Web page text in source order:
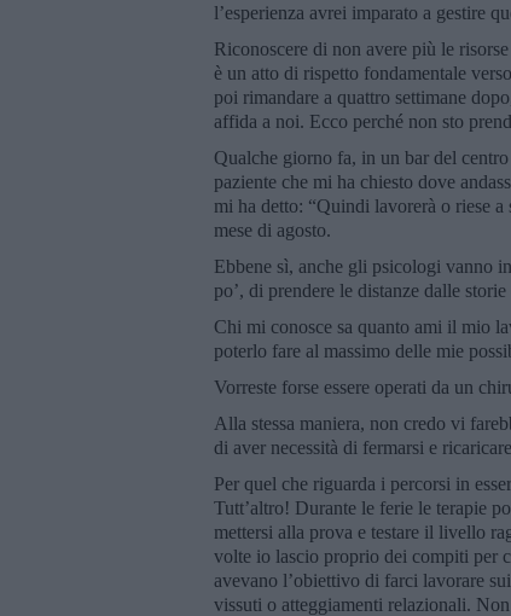
l’esperienza avrei imparato a gestire
Riconoscere di non avere più le
è un atto di rispetto fondamentale
poi rimandare a quattro settimane
affida a noi. Ecco perché non sto
Qualche giorno fa, in un bar del
paziente che mi ha chiesto dove
mi ha detto: “Quindi lavorerà o riese a
mese di agosto.
Ebbene sì, anche gli psicologi vanno
po’, di prendere le distanze dalle
Chi mi conosce sa quanto ami il mio
poterlo fare al massimo delle mie
Vorreste forse essere operati da un
Alla stessa maniera, non credo vi
di aver necessità di fermarsi e
Per quel che riguarda i percorsi in
Tutt’altro! Durante le ferie le terapie
mettersi alla prova e testare il livello
volte io lascio proprio dei compiti per
avevano l’obiettivo di farci lavorare
vissuti o atteggiamenti relazionali.